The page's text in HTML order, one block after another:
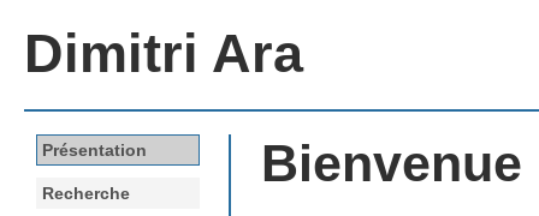
Dimitri Ara
Présentation
Recherche
Bienvenue